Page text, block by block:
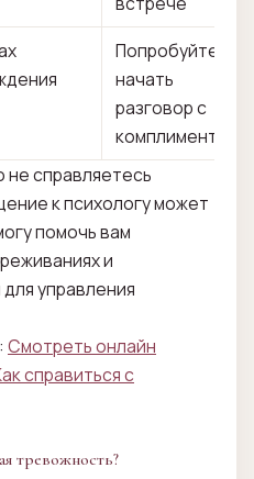
Попробуйте
начать
разговор с
комплимента
не справляетесь
к психологу может
помочь вам
и
управления
Смотреть онлайн
справиться с
тревожность?